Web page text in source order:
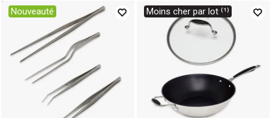
Nouveauté Moins cher par lot ⁽¹⁾